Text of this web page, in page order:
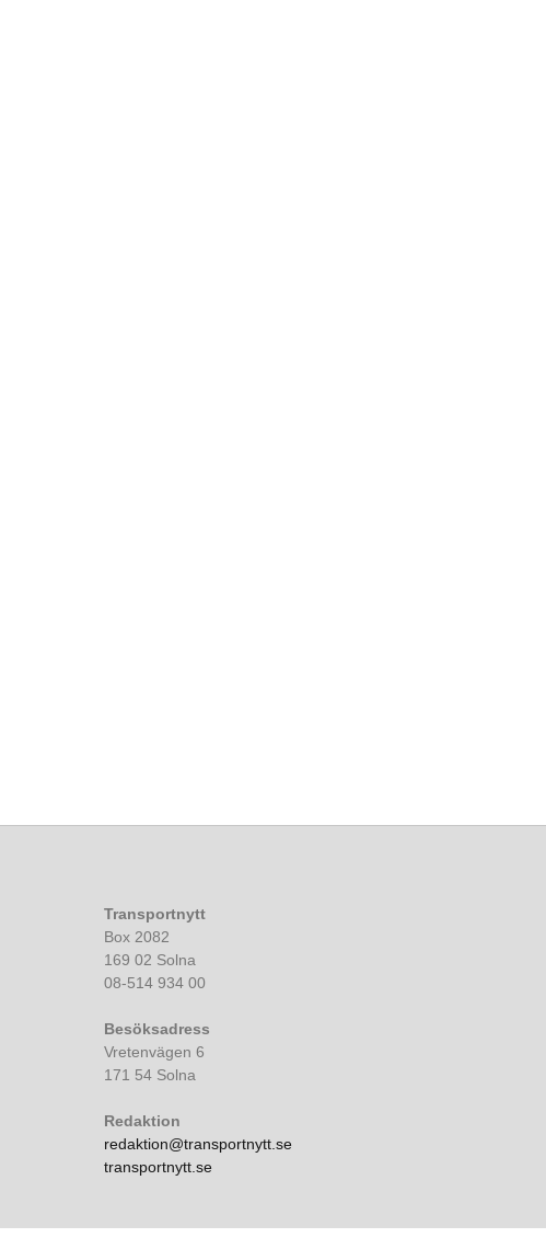
Transportnytt
Box 2082
169 02 Solna
08-514 934 00
Besöksadress
Vretenvägen 6
171 54 Solna
Redaktion
redaktion@transportnytt.se
transportnytt.se